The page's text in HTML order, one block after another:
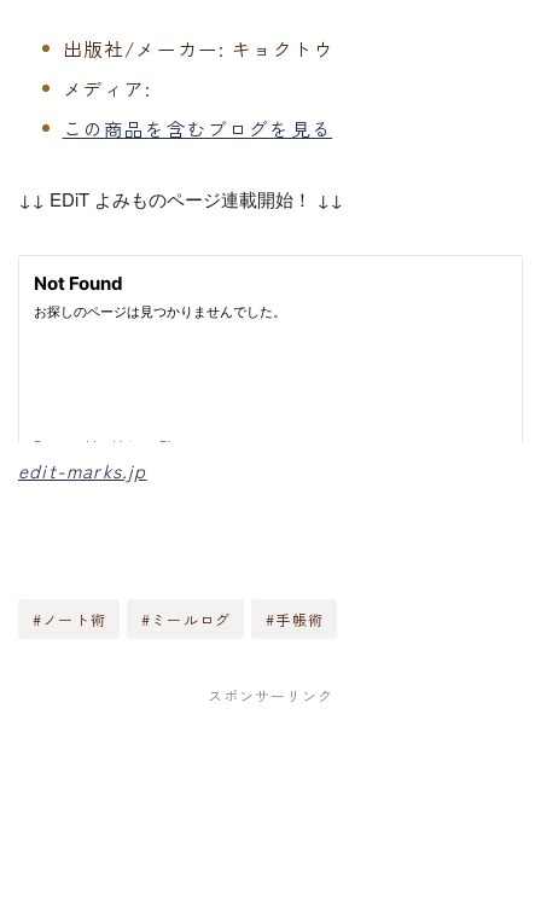
出版社/メーカー: キョクトウ
メディア:
この商品を含むブログを見る
↓↓ EDiT よみものページ連載開始！ ↓↓
edit-marks.jp
#ノート術 #ミールログ #手帳術
スポンサーリンク